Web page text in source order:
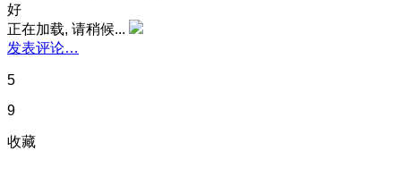
好
正在加载, 请稍候...
发表评论…
5
9
收藏